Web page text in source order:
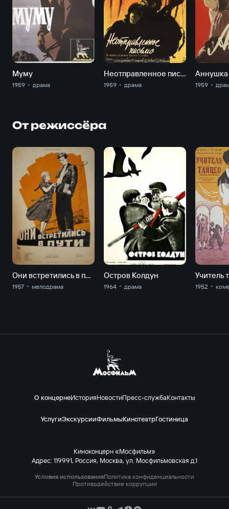
Муму
1959 драма
Неотправленное письмо
1959 драма
Аннушка
1959
От режиссёра
Они встретились в пути
1957 мелодрама
Остров Колдун
1964 драма
Учитель
1952
О концернеИсторияНовостиПресс-службаКонтакты
УслугиЭкскурсииФильмыКинотеатрГостиница
Киноконцерн «Мосфильм»
Адрес: 119991, Россия, Москва, ул. Мосфильмовская д.1
Условия использованияПолитика конфиденциальности
Противодействие коррупции